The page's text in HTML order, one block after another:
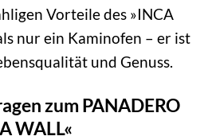
Vorteile des »INCA
nur ein Kaminofen – er ist
und Genuss.
zum PANADERO
WALL«